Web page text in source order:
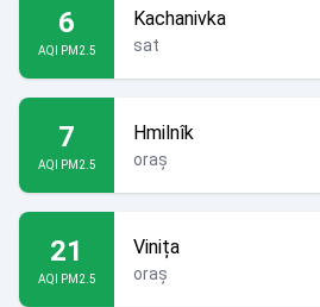
6
AQI PM2.5
Kachanivka
sat
7
AQI PM2.5
Hmilnîk
oraș
21
AQI PM2.5
Vinița
oraș